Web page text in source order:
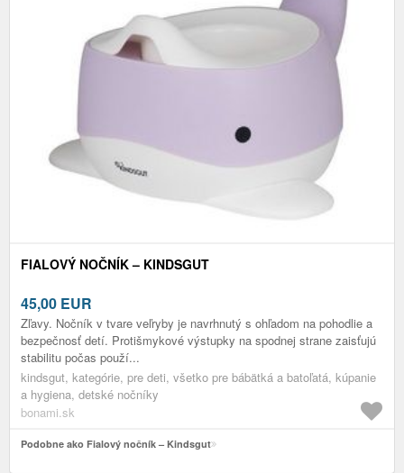
FIALOVÝ NOČNÍK – KINDSGUT
45,00 EUR
Zľavy. Nočník v tvare veľryby je navrhnutý s ohľadom na pohodlie a
bezpečnosť detí. Protišmykové výstupky na spodnej strane zaisťujú
stabilitu počas použí...
kindsgut, kategórie, pre deti, všetko pre bábätká a batoľatá, kúpanie
a hygiena, detské nočníky
bonami.sk
Podobne ako Fialový nočník – Kindsgut